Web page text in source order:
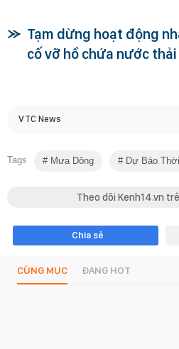
Tạm dừng hoạt động
cố vỡ hồ chứa nước thải
VTC News
Tags Mưa Dông Dự Báo
Theo dõi Kenh14.vn
Chia sẻ
CÙNG MỤC ĐANG HOT